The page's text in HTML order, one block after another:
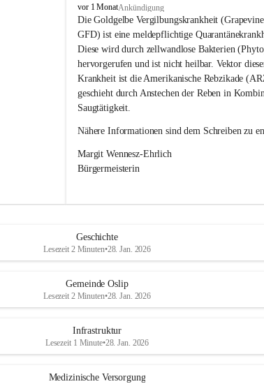
O
s
l
i
p
vor 1 MonatAnkündigung
Die Goldgelbe Vergilbungskrankheit
GFD) ist eine meldepflichtige
Diese wird durch zellwandlose Bakterien
hervorgerufen und ist nicht heilbar. Vektor
Krankheit ist die Amerikanische Rebzikade
geschieht durch Anstechen der Reben in
Saugtätigkeit.
Nähere Informationen sind dem Schreiben zu
Margit Wennesz-Ehrlich
Bürgermeisterin
Geschichte
Lesezeit 2 Minuten•28. Jan. 2026
Gemeinde Oslip
Lesezeit 2 Minuten•28. Jan. 2026
Infrastruktur
Lesezeit 1 Minute•28. Jan. 2026
Medizinische Versorgung